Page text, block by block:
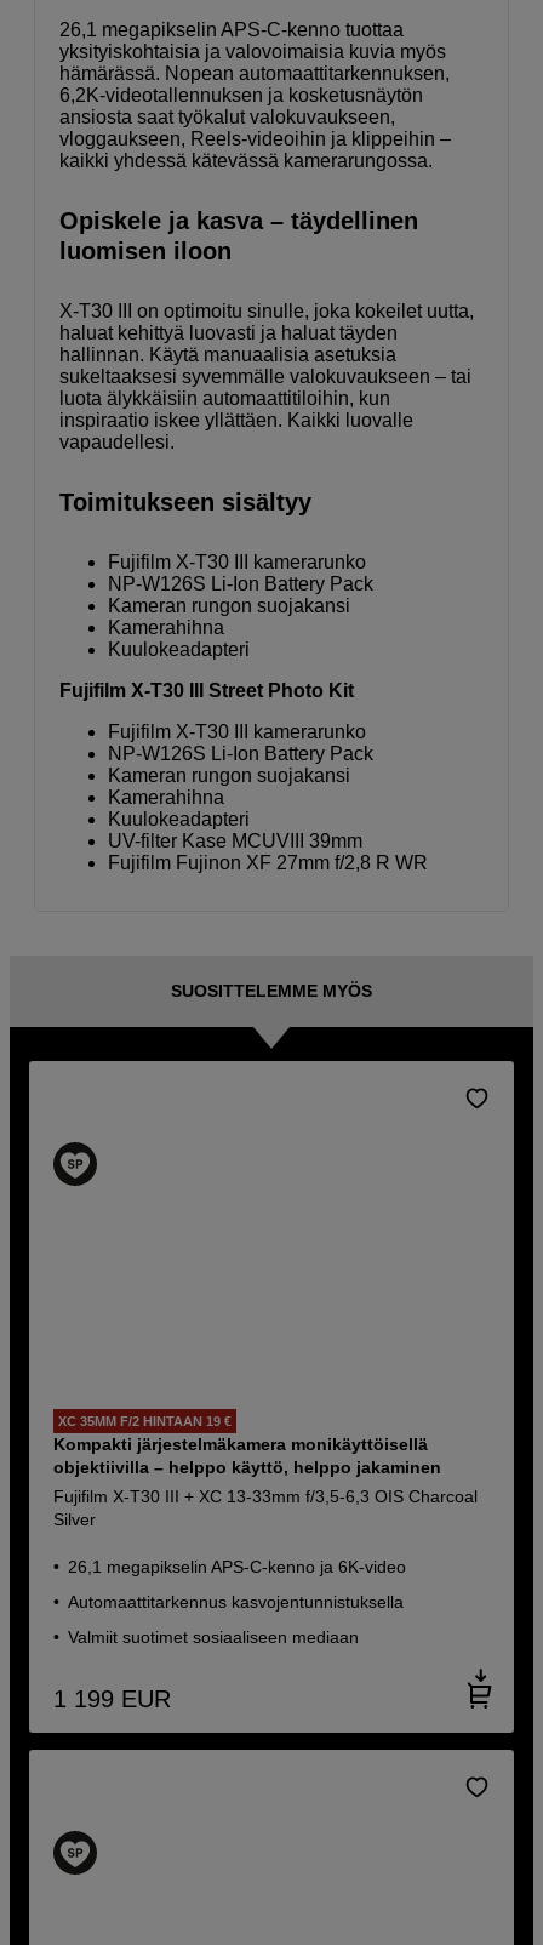
26,1 megapikselin APS-C-kenno tuottaa
yksityiskohtaisia ja valovoimaisia kuvia myös
hämärässä. Nopean automaattitarkennuksen,
6,2K-videotallennuksen ja kosketusnäytön
ansiosta saat työkalut valokuvaukseen,
vloggaukseen, Reels-videoihin ja klippeihin –
kaikki yhdessä kätevässä kamerarungossa.
Opiskele ja kasva – täydellinen
luomisen iloon
X-T30 III on optimoitu sinulle, joka kokeilet uutta,
haluat kehittyä luovasti ja haluat täyden
hallinnan. Käytä manuaalisia asetuksia
sukeltaaksesi syvemmälle valokuvaukseen – tai
luota älykkäisiin automaattitiloihin, kun
inspiraatio iskee yllättäen. Kaikki luovalle
vapaudellesi.
Toimitukseen sisältyy
Fujifilm X-T30 III kamerarunko
NP-W126S Li-Ion Battery Pack
Kameran rungon suojakansi
Kamerahihna
Kuulokeadapteri
Fujifilm X-T30 III Street Photo Kit
Fujifilm X-T30 III kamerarunko
NP-W126S Li-Ion Battery Pack
Kameran rungon suojakansi
Kamerahihna
Kuulokeadapteri
UV-filter Kase MCUVIII 39mm
Fujifilm Fujinon XF 27mm f/2,8 R WR
SUOSITTELEMME MYÖS
XC 35MM F/2 HINTAAN 19 €
Kompakti järjestelmäkamera monikäyttöisellä
objektiivilla – helppo käyttö, helppo jakaminen
Fujifilm X-T30 III + XC 13-33mm f/3,5-6,3 OIS Charcoal
Silver
26,1 megapikselin APS-C-kenno ja 6K-video
Automaattitarkennus kasvojentunnistuksella
Valmiit suotimet sosiaaliseen mediaan
1 199 EUR